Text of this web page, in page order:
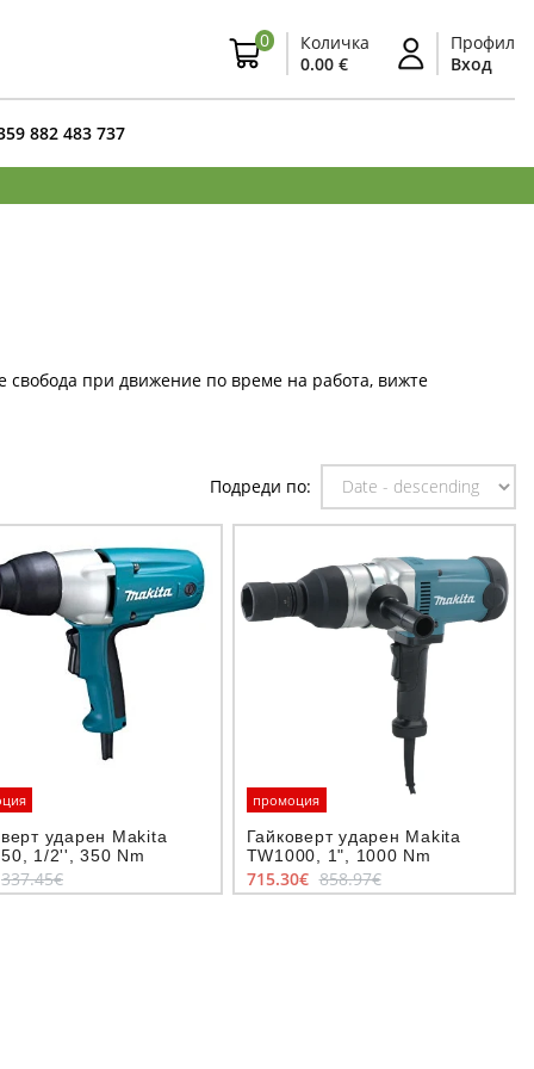
0
Количка
0.00 €
Профил
Вход
882 483 737
свобода при движение по време на работа, вижте
Подреди по:
ударен Makita
1/2'', 350 Nm
337.45€
промоция
Гайковерт ударен Makita
TW1000, 1", 1000 Nm
715.30€ 858.97€